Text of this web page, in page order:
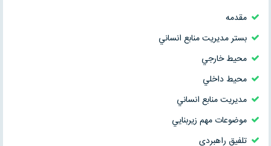
مقدمه
بستر مديريت منابع انساني
محيط خارجي
محيط داخلي
مديريت منابع انساني
موضوعات مهم زيربنايي
تلفيق راهبردي